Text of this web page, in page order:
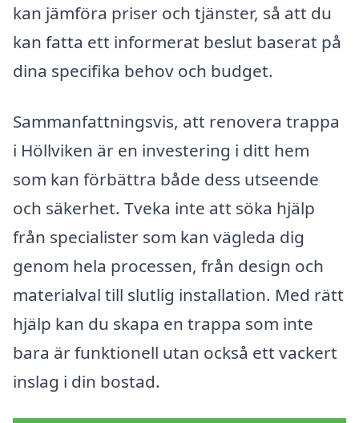
kan jämföra priser och tjänster, så att du
kan fatta ett informerat beslut baserat på
dina specifika behov och budget.
Sammanfattningsvis, att renovera trappa
i Höllviken är en investering i ditt hem
som kan förbättra både dess utseende
och säkerhet. Tveka inte att söka hjälp
från specialister som kan vägleda dig
genom hela processen, från design och
materialval till slutlig installation. Med rätt
hjälp kan du skapa en trappa som inte
bara är funktionell utan också ett vackert
inslag i din bostad.